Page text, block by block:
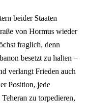
beider Staaten
von Hormus wieder
fraglich, denn
besetzt zu halten –
verlangt Frieden auch
Position, jede
zu torpedieren,